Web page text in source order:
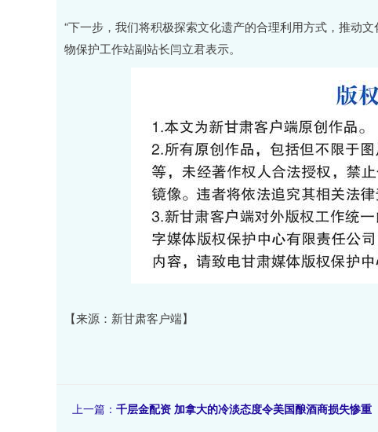
“下一步，我们将积极探索文化遗产的合理利用方式，推动
物保护工作站副站长闫立君表示。
【来源：新甘肃客户端】
上一篇： 千层金配资 加拿大的冷淡态度令美国酿酒商损失惨重